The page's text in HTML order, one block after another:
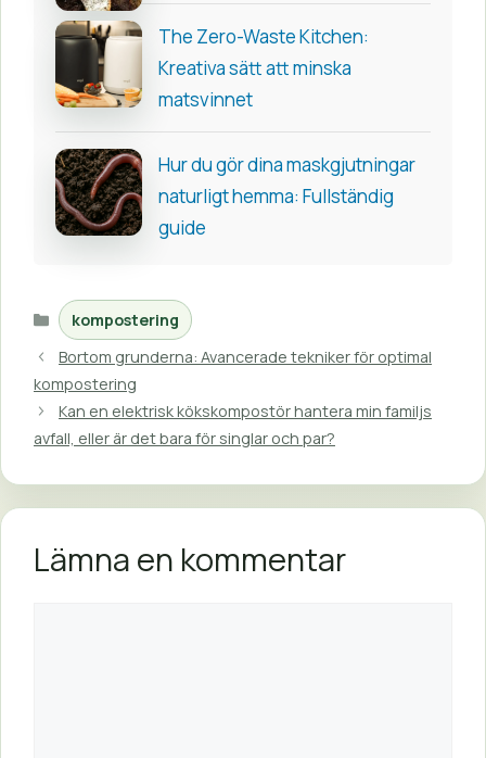
The Zero-Waste Kitchen:
Kreativa sätt att minska
matsvinnet
Hur du gör dina maskgjutningar
naturligt hemma: Fullständig
guide
Kategorier
kompostering
Bortom grunderna: Avancerade tekniker för optimal
kompostering
Kan en elektrisk kökskompostör hantera min familjs
avfall, eller är det bara för singlar och par?
Lämna en kommentar